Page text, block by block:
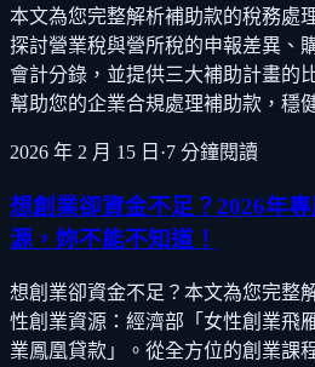
本文為您完整解析補助款的稅務處
探討營業稅與營所稅的申報差異、
會計分錄，並提供三大補助計畫的
幫助您的企業合規處理補助款，穩
2026 年 2 月 15 日 ·7 分鐘閱讀
想創業卻資金不足？2026年
源，妳不能不知道！
想創業卻資金不足？本文為您完整
性創業資源：經濟部「女性創業飛
業鳳凰貸款」。從全方位的創業課